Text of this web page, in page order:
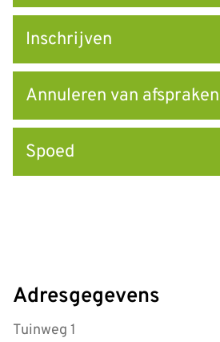
Inschrijven
Annuleren van afspraken
Spoed
Adresgegevens
Tuinweg 1